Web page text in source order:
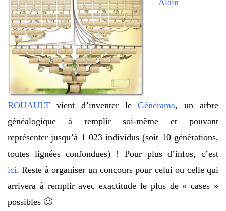
Alain
ROUAULT vient d’inventer leGénérama, un arbre
généalogique à remplir soi-même et pouvant
représenter jusqu’à 1 023 individus (soit 10 générations,
toutes lignées confondues) ! Pour plus d’infos, c’est
ici. Reste à organiser un concours pour celui ou celle qui
arrivera à remplir avec exactitude le plus de « cases »
possibles 🙂